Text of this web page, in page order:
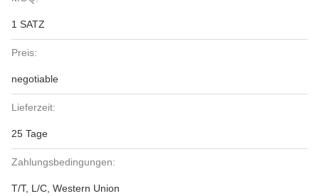
1 SATZ
Preis:
negotiable
Lieferzeit:
25 Tage
Zahlungsbedingungen:
T/T, L/C, Western Union